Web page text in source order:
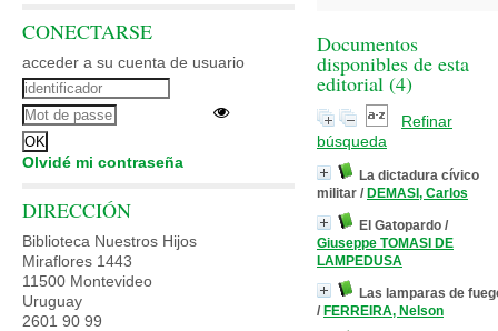
Documentos
disponibles de esta
editorial (4)
Refinar
búsqueda
La dictadura cívico
militar / DEMASI, Carlos
El Gatopardo /
Giuseppe TOMASI DE
LAMPEDUSA
Las lamparas de
/ FERREIRA, Nelson
CONECTARSE
acceder a su cuenta de usuario
Olvidé mi contraseña
DIRECCIÓN
Biblioteca Nuestros Hijos
Miraflores 1443
11500 Montevideo
Uruguay
2601 90 99